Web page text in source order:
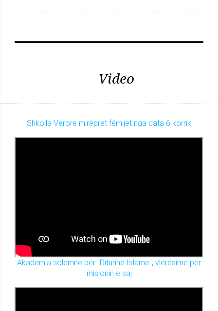
Video
Shkolla Verore mirëpret fëmijët nga data 6 korrik
Akademia solemne për "Diturinë Islame", vlerësime për
misionin e saj